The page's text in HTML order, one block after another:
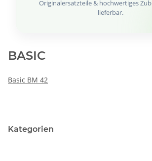
Originalersatzteile & hochwertiges
lieferbar.
BASIC
Basic BM 42
Kategorien